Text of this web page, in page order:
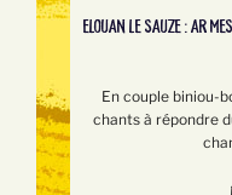
ELOUAN LE SAUZE : AR
En couple biniou-
chants à répondre